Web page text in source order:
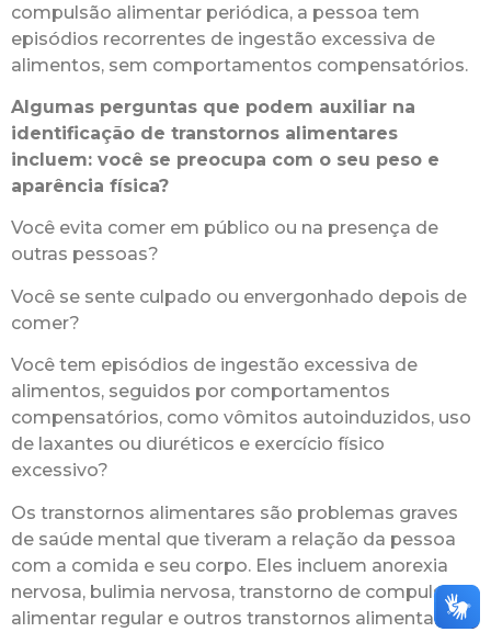
compulsão alimentar periódica, a pessoa tem
episódios recorrentes de ingestão excessiva de
alimentos, sem comportamentos compensatórios.
Algumas perguntas que podem auxiliar na
identificação de transtornos alimentares
incluem: você se preocupa com o seu peso e
aparência física?
Você evita comer em público ou na presença de
outras pessoas?
Você se sente culpado ou envergonhado depois de
comer?
Você tem episódios de ingestão excessiva de
alimentos, seguidos por comportamentos
compensatórios, como vômitos autoinduzidos, uso
de laxantes ou diuréticos e exercício físico
excessivo?
Os transtornos alimentares são problemas graves
de saúde mental que tiveram a relação da pessoa
com a comida e seu corpo. Eles incluem anorexia
nervosa, bulimia nervosa, transtorno de compulsão
alimentar regular e outros transtornos alimentares.